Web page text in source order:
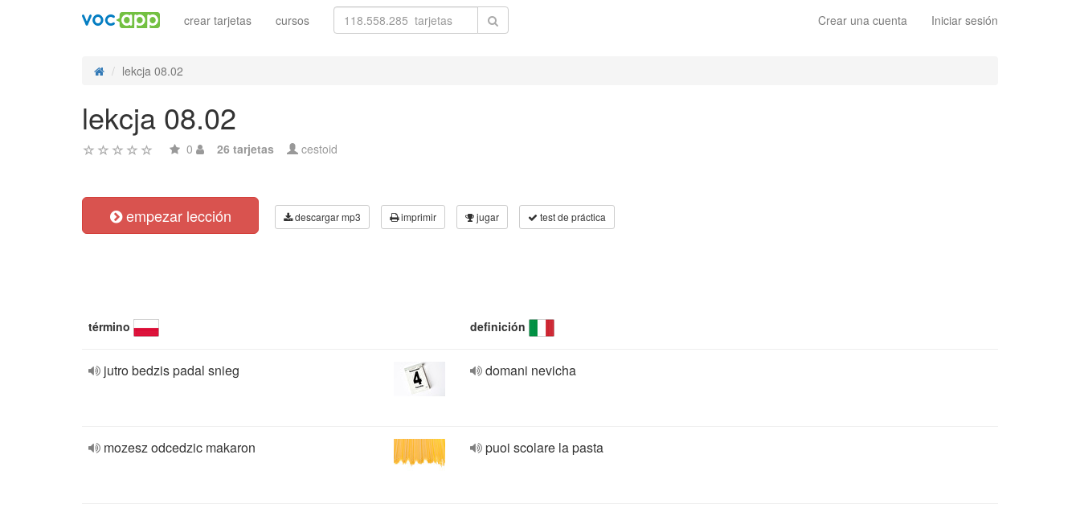
Crear una cuenta Iniciar sesión
crear tarjetas cursos
lekcja 08.02
lekcja 08.02
0 26 tarjetas cestoid
empezar lección descargar mp3 imprimir jugar test de práctica
término definición
jutro bedzis padal snieg domani nevicha
mozesz odcedzic makaron puoi scolare la pasta